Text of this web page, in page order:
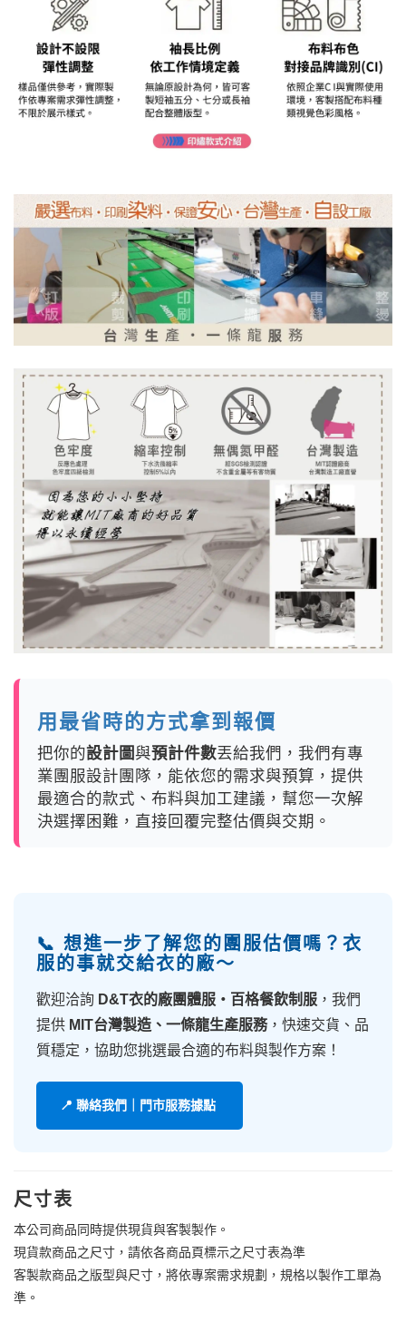
用最省時的方式拿到報價
把你的設計圖與預計件數丟給我們，我們有專
業團服設計團隊，能依您的需求與預算，提供
最適合的款式、布料與加工建議，幫您一次解
決選擇困難，直接回覆完整估價與交期。
📞 想進一步了解您的團服估價嗎？衣
服的事就交給衣的廠～
歡迎洽詢 D&T衣的廠團體服・百格餐飲制服 ，我們
提供 MIT台灣製造、一條龍生產服務，快速交貨、品
質穩定，協助您挑選最合適的布料與製作方案！
📍 聯絡我們｜門市服務據點
尺寸表
本公司商品同時提供現貨與客製製作。
現貨款商品之尺寸，請依各商品頁標示之尺寸表為準
客製款商品之版型與尺寸，將依專案需求規劃，規格以製作工單為
準。